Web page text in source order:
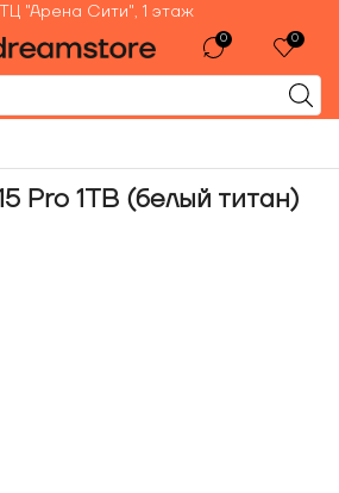
"Арена Сити", 1 этаж
0 0
Pro 1TB (белый титан)